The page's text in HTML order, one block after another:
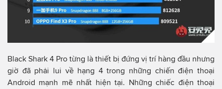
Black Shark 4 Pro từng là thiết bị đứng vị trí hàng đầu nhưng
giờ đã phải lui về hạng 4 trong những chiến điện thoại
Android mạnh mẽ nhất hiện tại. Những chiếc điện thoại